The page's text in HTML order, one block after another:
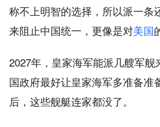
称不上明智的选择，所以派一条
来阻止中国统一，更像是对美国
2027年，皇家海军能派几艘军
国政府最好让皇家海军多准备准
后，这些舰艇连家都没了。